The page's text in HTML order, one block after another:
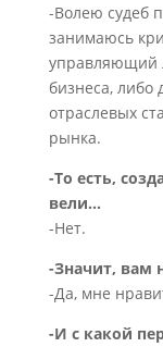
-Волею судеб
занимаюсь
управляющий
бизнеса, либо
отраслевых
рынка.
-То есть,
вели...
-Нет.
-Значит, вам
-Да, мне
-И с какой